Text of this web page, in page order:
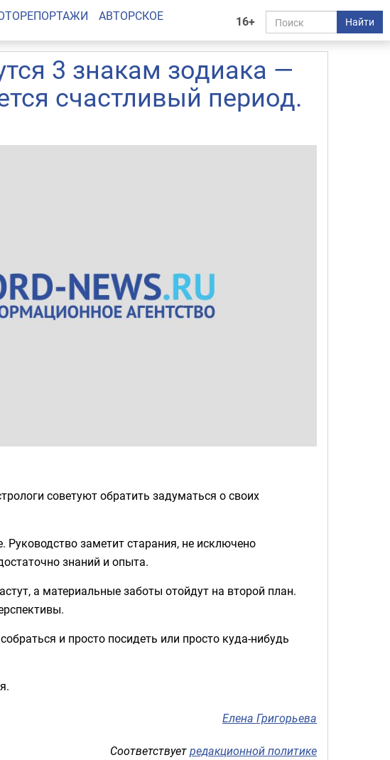
16+ Найти
АВТОРСКОЕ
3 знакам зодиака —
счастливый период.
советуют обратить задуматься о своих
Руководство заметит старания, не исключено
знаний и опыта.
а материальные заботы отойдут на второй план.
и просто посидеть или просто куда-нибудь
Елена Григорьева
Соответствуетредакционной политике